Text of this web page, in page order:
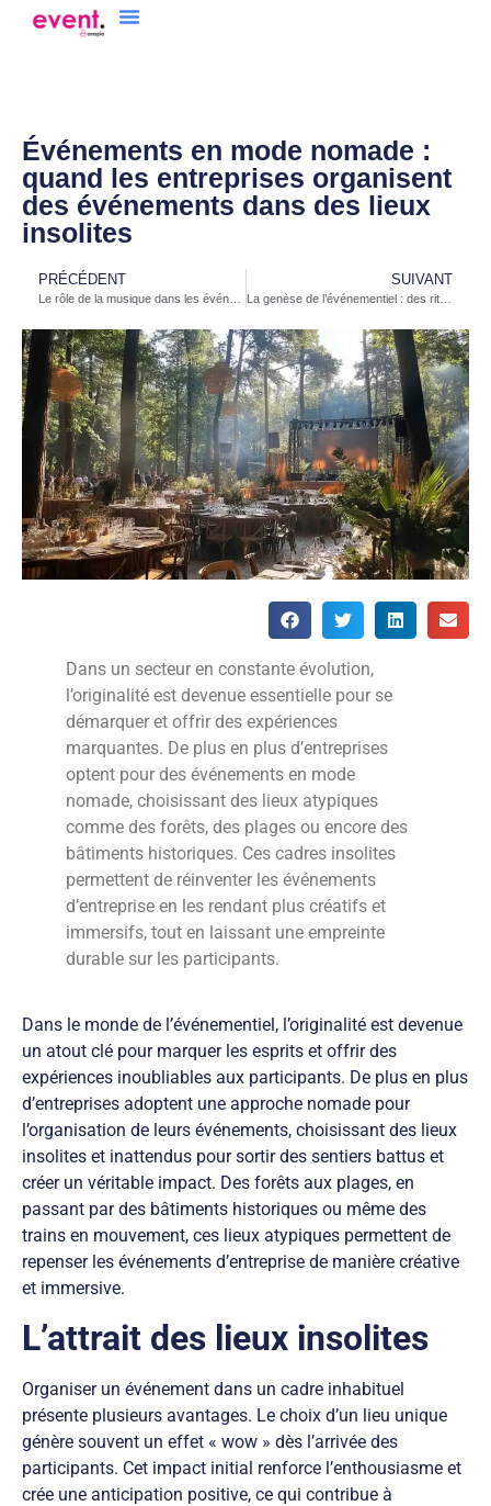
Événements en mode nomade :
quand les entreprises organisent
des événements dans des lieux
insolites
PRÉCÉDENT SUIVANT
La genèse de l’événementiel : des rites ancestraux aux expériences modernes
Dans un secteur en constante évolution,
l’originalité est devenue essentielle pour se
démarquer et offrir des expériences
marquantes. De plus en plus d’entreprises
optent pour des événements en mode
nomade, choisissant des lieux atypiques
comme des forêts, des plages ou encore des
bâtiments historiques. Ces cadres insolites
permettent de réinventer les événements
d’entreprise en les rendant plus créatifs et
immersifs, tout en laissant une empreinte
durable sur les participants.
Dans le monde de l’événementiel, l’originalité est devenue
un atout clé pour marquer les esprits et offrir des
expériences inoubliables aux participants. De plus en plus
d’entreprises adoptent une approche nomade pour
l’organisation de leurs événements, choisissant des lieux
insolites et inattendus pour sortir des sentiers battus et
créer un véritable impact. Des forêts aux plages, en
passant par des bâtiments historiques ou même des
trains en mouvement, ces lieux atypiques permettent de
repenser les événements d’entreprise de manière créative
et immersive.
L’attrait des lieux insolites
Organiser un événement dans un cadre inhabituel
présente plusieurs avantages. Le choix d’un lieu unique
génère souvent un effet « wow » dès l’arrivée des
participants. Cet impact initial renforce l’enthousiasme et
crée une anticipation positive, ce qui contribue à